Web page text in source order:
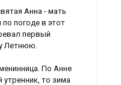
Анна - мать
погоде в этот
первый
Летнюю.
По Анне
утренник, то зима